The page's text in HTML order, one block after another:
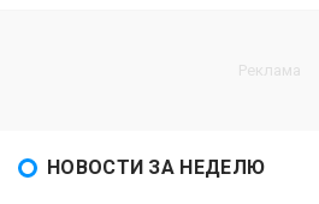
НОВОСТИ ЗА НЕДЕЛЮ